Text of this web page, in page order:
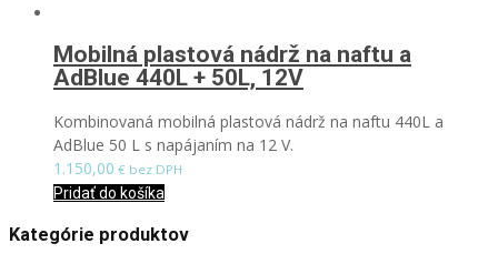
Mobilná plastová nádrž na naftu a
AdBlue 440L + 50L, 12V
Kombinovaná mobilná plastová nádrž na naftu 440L a
AdBlue 50 L s napájaním na 12 V.
1.150,00 € bez DPH
Pridať do košíka
Kategórie produktov